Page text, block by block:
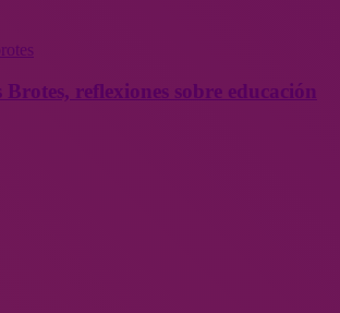
reflexiones sobre educación